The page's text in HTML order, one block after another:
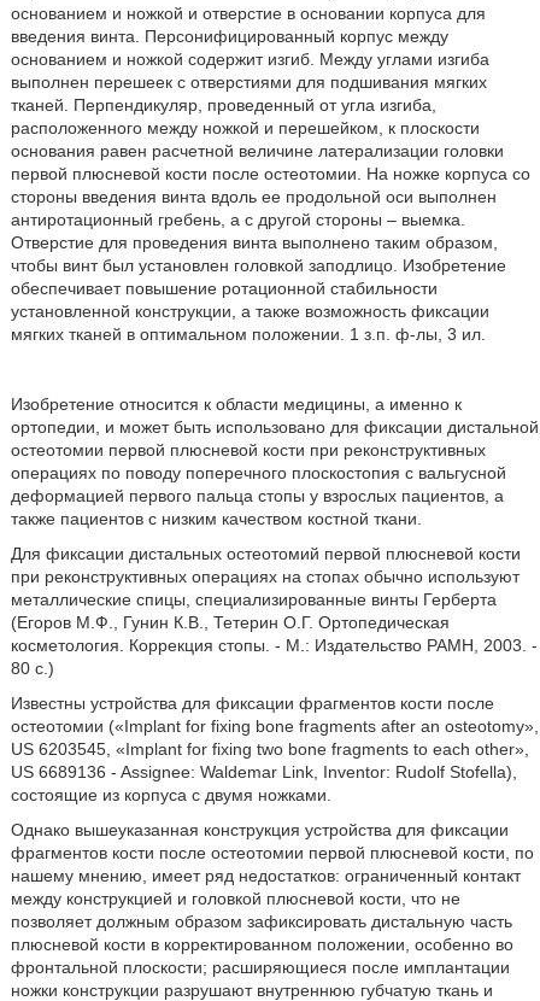
основанием и ножкой и отверстие в основании корпуса для
введения винта. Персонифицированный корпус между
основанием и ножкой содержит изгиб. Между углами изгиба
выполнен перешеек с отверстиями для подшивания мягких
тканей. Перпендикуляр, проведенный от угла изгиба,
расположенного между ножкой и перешейком, к плоскости
основания равен расчетной величине латерализации головки
первой плюсневой кости после остеотомии. На ножке корпуса со
стороны введения винта вдоль ее продольной оси выполнен
антиротационный гребень, а с другой стороны – выемка.
Отверстие для проведения винта выполнено таким образом,
чтобы винт был установлен головкой заподлицо. Изобретение
обеспечивает повышение ротационной стабильности
установленной конструкции, а также возможность фиксации
мягких тканей в оптимальном положении. 1 з.п. ф-лы, 3 ил.
Изобретение относится к области медицины, а именно к
ортопедии, и может быть использовано для фиксации дистальной
остеотомии первой плюсневой кости при реконструктивных
операциях по поводу поперечного плоскостопия с вальгусной
деформацией первого пальца стопы у взрослых пациентов, а
также пациентов с низким качеством костной ткани.
Для фиксации дистальных остеотомий первой плюсневой кости
при реконструктивных операциях на стопах обычно используют
металлические спицы, специализированные винты Герберта
(Егоров М.Ф., Гунин К.В., Тетерин О.Г. Ортопедическая
косметология. Коррекция стопы. - М.: Издательство РАМН, 2003. -
80 с.)
Известны устройства для фиксации фрагментов кости после
остеотомии («Implant for fixing bone fragments after an osteotomy»,
US 6203545, «Implant for fixing two bone fragments to each other»,
US 6689136 - Assignee: Waldemar Link, Inventor: Rudolf Stofella),
состоящие из корпуса с двумя ножками.
Однако вышеуказанная конструкция устройства для фиксации
фрагментов кости после остеотомии первой плюсневой кости, по
нашему мнению, имеет ряд недостатков: ограниченный контакт
между конструкцией и головкой плюсневой кости, что не
позволяет должным образом зафиксировать дистальную часть
плюсневой кости в корректированном положении, особенно во
фронтальной плоскости; расширяющиеся после имплантации
ножки конструкции разрушают внутреннюю губчатую ткань и